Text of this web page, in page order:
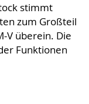
stimmt
zum Großteil
V überein. Die
Funktionen